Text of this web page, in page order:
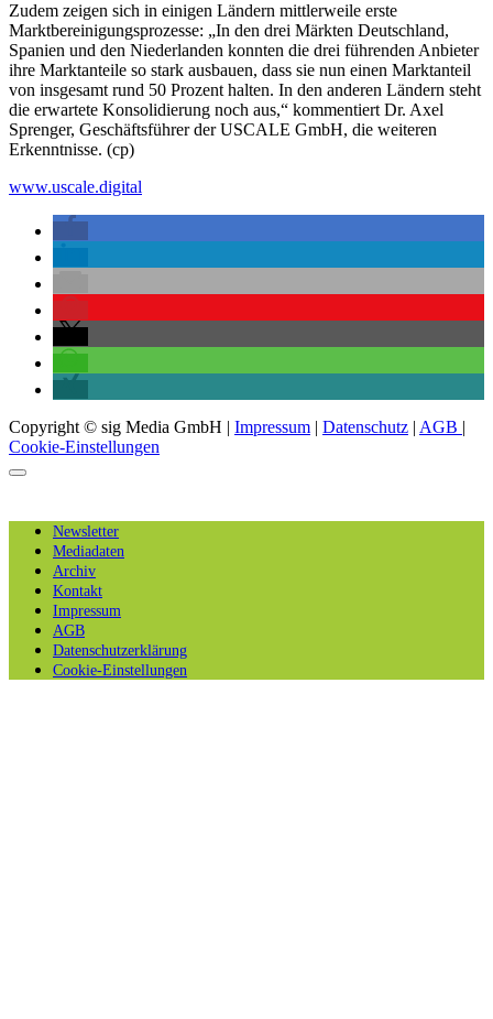
Zudem zeigen sich in einigen Ländern mittlerweile erste
Marktbereinigungsprozesse: „In den drei Märkten Deutschland,
Spanien und den Niederlanden konnten die drei führenden Anbieter
ihre Marktanteile so stark ausbauen, dass sie nun einen Marktanteil
von insgesamt rund 50 Prozent halten. In den anderen Ländern steht
die erwartete Konsolidierung noch aus,“ kommentiert Dr. Axel
Sprenger, Geschäftsführer der USCALE GmbH, die weiteren
Erkenntnisse. (cp)
www.uscale.digital
Copyright © sig Media GmbH | Impressum | Datenschutz | AGB |
Cookie-Einstellungen
Newsletter
Mediadaten
Archiv
Kontakt
Impressum
AGB
Datenschutzerklärung
Cookie-Einstellungen